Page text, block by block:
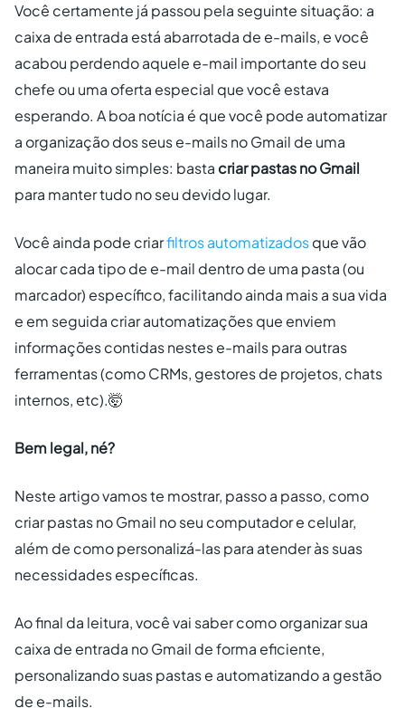
Você certamente já passou pela seguinte situação: a
caixa de entrada está abarrotada de e-mails, e você
acabou perdendo aquele e-mail importante do seu
chefe ou uma oferta especial que você estava
esperando. A boa notícia é que você pode automatizar
a organização dos seus e-mails no Gmail de uma
maneira muito simples: basta criar pastas no Gmail
para manter tudo no seu devido lugar.
Você ainda pode criarfiltros automatizadosque vão
alocar cada tipo de e-mail dentro de uma pasta (ou
marcador) específico, facilitando ainda mais a sua vida
e em seguida criar automatizações que enviem
informações contidas nestes e-mails para outras
ferramentas (como CRMs, gestores de projetos, chats
internos, etc).🤯
Bem legal, né?
Neste artigo vamos te mostrar, passo a passo, como
criar pastas no Gmail no seu computador e celular,
além de como personalizá-las para atender às suas
necessidades específicas.
Ao final da leitura, você vai saber como organizar sua
caixa de entrada no Gmail de forma eficiente,
personalizando suas pastas e automatizando a gestão
de e-mails.